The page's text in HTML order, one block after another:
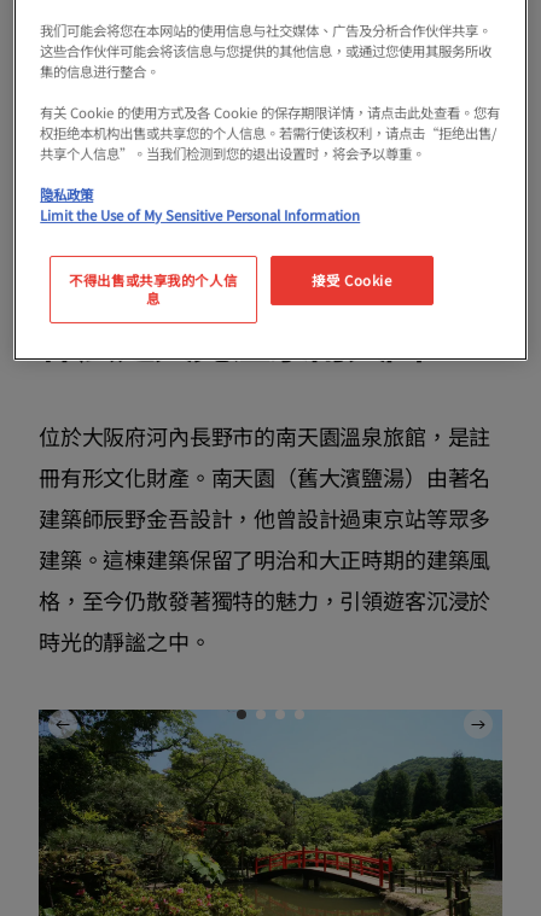
您可以品嚐到當季當地美食。
地理位置優越，距離南海高野線天見站僅
位於大阪府河內長野市的南天園溫泉旅館，是註
冊有形文化財產。南天園（舊大濱鹽湯）由著名
建築師辰野金吾設計，他曾設計過東京站等眾多
建築。這棟建築保留了明治和大正時期的建築風
格，至今仍散發著獨特的魅力，引領遊客沉浸於
時光的靜謐之中。
我们可能会将您在本网站的使用信息与社交媒体、广告及分析合作伙伴共享。
这些合作伙伴可能会将该信息与您提供的其他信息，或通过您使用其服务所收
集的信息进行整合。
有关 Cookie 的使用方式及各 Cookie 的保存期限详情，请点击此处查看。您有
权拒绝本机构出售或共享您的个人信息。若需行使该权利，请点击“拒绝出售/
共享个人信息”。当我们检测到您的退出设置时，将会予以尊重。
隐私政策
Limit the Use of My Sensitive Personal Information
不得出售或共享我的个人信
息
接受 Cookie